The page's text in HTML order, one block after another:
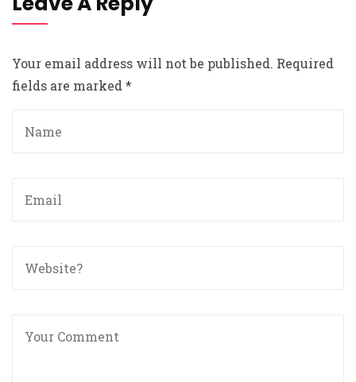
Your email address will not be published. Required
fields are marked *